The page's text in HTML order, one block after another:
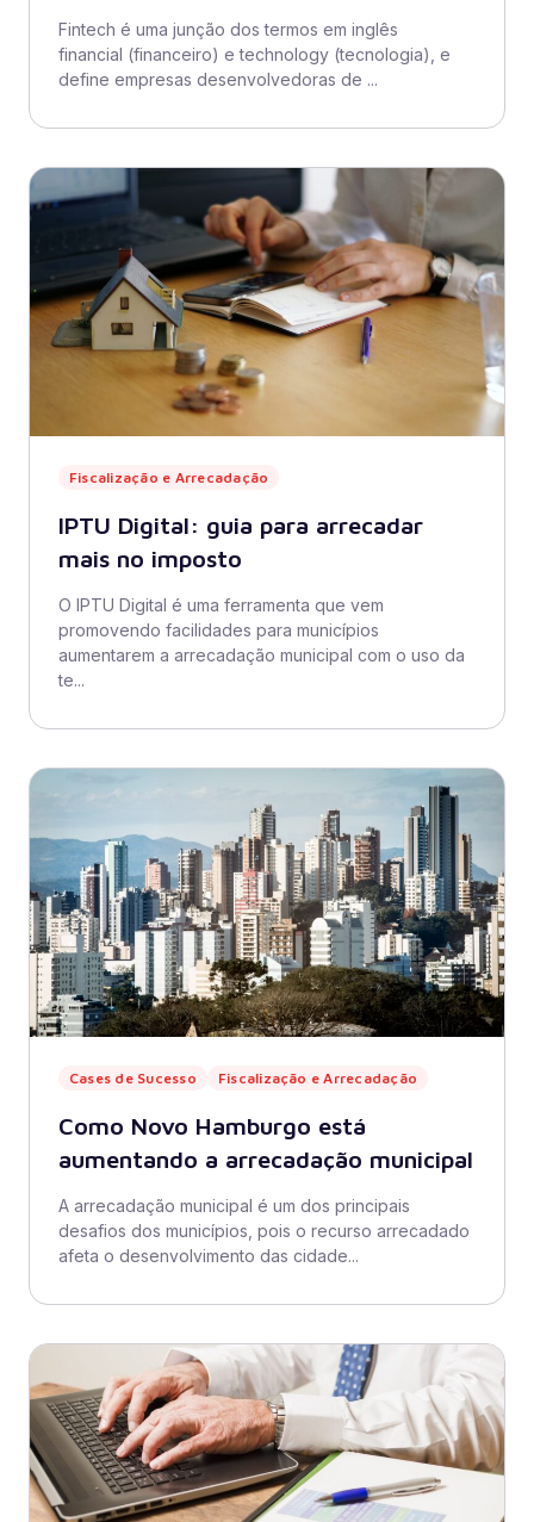
Fintech é uma junção dos termos em inglês
financial (financeiro) e technology (tecnologia), e
define empresas desenvolvedoras de ...
Fiscalização e Arrecadação
IPTU Digital: guia para arrecadar
mais no imposto
O IPTU Digital é uma ferramenta que vem
promovendo facilidades para municípios
aumentarem a arrecadação municipal com o uso da
te...
Cases de Sucesso Fiscalização e Arrecadação
Como Novo Hamburgo está
aumentando a arrecadação municipal
A arrecadação municipal é um dos principais
desafios dos municípios, pois o recurso arrecadado
afeta o desenvolvimento das cidade...